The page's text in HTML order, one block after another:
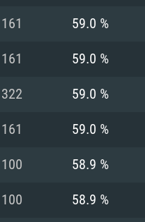
요구
161 59.0 %
161 59.0 %
322 59.0 %
161 59.0 %
100 58.9 %
100 58.9 %